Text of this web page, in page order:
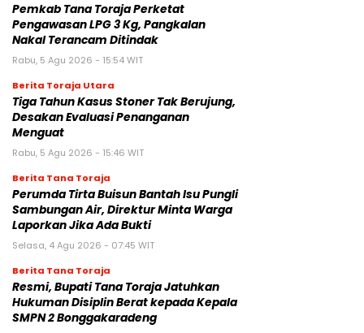
Pemkab Tana Toraja Perketat
Pengawasan LPG 3 Kg, Pangkalan
Nakal Terancam Ditindak
Rabu, 5 Agu 2026 - 15:54 WIT
Berita Toraja Utara
Tiga Tahun Kasus Stoner Tak Berujung,
Desakan Evaluasi Penanganan
Menguat
Rabu, 5 Agu 2026 - 15:46 WIT
Berita Tana Toraja
Perumda Tirta Buisun Bantah Isu Pungli
Sambungan Air, Direktur Minta Warga
Laporkan Jika Ada Bukti
Selasa, 4 Agu 2026 - 07:45 WIT
Berita Tana Toraja
Resmi, Bupati Tana Toraja Jatuhkan
Hukuman Disiplin Berat kepada Kepala
SMPN 2 Bonggakaradeng